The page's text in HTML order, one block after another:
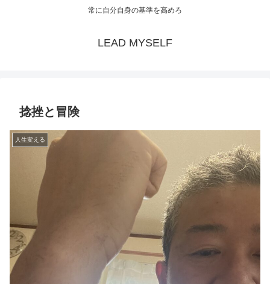
常に自分自身の基準を高めろ
LEAD MYSELF
捻挫と冒険
人生変える